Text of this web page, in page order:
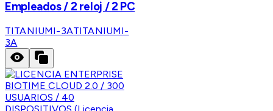
Empleados / 2 reloj / 2 PC
TITANIUMI-3ATITANIUMI-
3A